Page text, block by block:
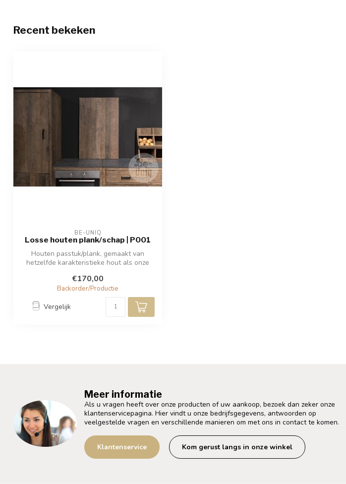
Recent bekeken
BE-UNIQ
Losse houten plank/schap | P001
Houten passtuk/plank, gemaakt van
hetzelfde karakteristieke hout als onze
€170,00
Backorder/Productie
Vergelijk
Meer informatie
Als u vragen heeft over onze producten of uw aankoop, bezoek dan zeker onze
klantenservicepagina. Hier vindt u onze bedrijfsgegevens, antwoorden op
veelgestelde vragen en verschillende manieren om met ons in contact te komen.
Klantenservice Kom gerust langs in onze winkel